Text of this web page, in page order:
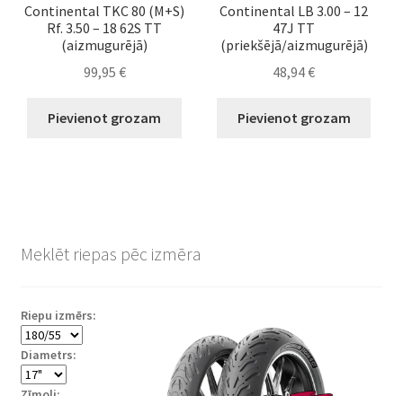
Continental TKC 80 (M+S)
Rf. 3.50 – 18 62S TT
(aizmugurējā)
99,95 €
Pievienot grozam
Continental LB 3.00 – 12
47J TT
(priekšējā/aizmugurējā)
48,94€
Pievienot grozam
Meklēt riepas pēc izmēra
Riepu izmērs:
Diametrs: